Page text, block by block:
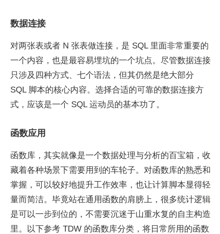
数据连接
对两张表或者 N 张表做连接，是 SQL 里面非常重要的
一个内容，也是最容易埋坑的一个坑点。尽管数据连接
只涉及四种方式、七个语法，但其仍然是绝大部分
SQL 脚本的核心内容。选择合适的可靠的数据连接方
式，应该是一个 SQL 运动员的基本功了。
函数应用
函数库，其实就像是一个数据处理与分析的百宝箱，收
藏着各种场景下需要用到的车轮子。对函数库的熟悉和
掌握，可以较好地提升工作效率，也让计算脚本显得轻
量而简洁。毕竟站在通用函数的肩膀上，很多统计逻辑
是可以一步到位的，不需要沉迷于山重水复的自主构造
里。以下参考 TDW 的函数库分类，将日常所用的函数